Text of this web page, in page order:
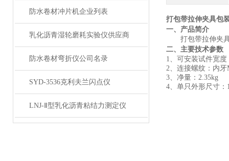
防水卷材冲片机企业列表
乳化沥青湿轮磨耗实验仪供应商
防水卷材弯折仪公司名录
SYD-3536克利夫兰闪点仪
LNJ-Ⅱ型乳化沥青粘结力测定仪
打包带拉伸夹具包
一、产品简介
打包带拉伸夹
二、主要技术参数
1、可安装试件宽度
2、连接螺纹：内牙
3、净量：2.35kg
4、单只外形尺寸：